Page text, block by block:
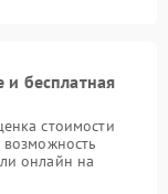
и бесплатная
стоимости
возможность
онлайн на